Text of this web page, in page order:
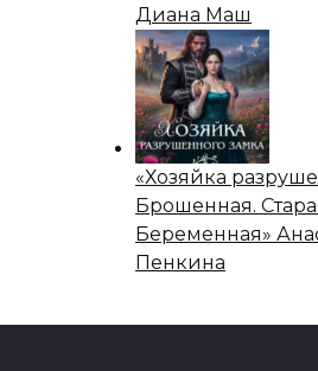
Диана Маш
«Хозяйка
Брошенная.
Беременная»
Пенкина